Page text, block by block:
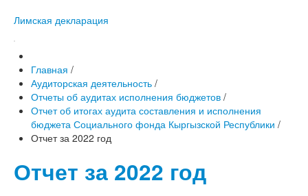
Лимская декларация
Главная /
Аудиторская деятельность /
Отчеты об аудитах исполнения бюджетов /
Отчет об итогах аудита составления и исполнения
бюджета Социального фонда Кыргызской Республики /
Отчет за 2022 год
Отчет за 2022 год